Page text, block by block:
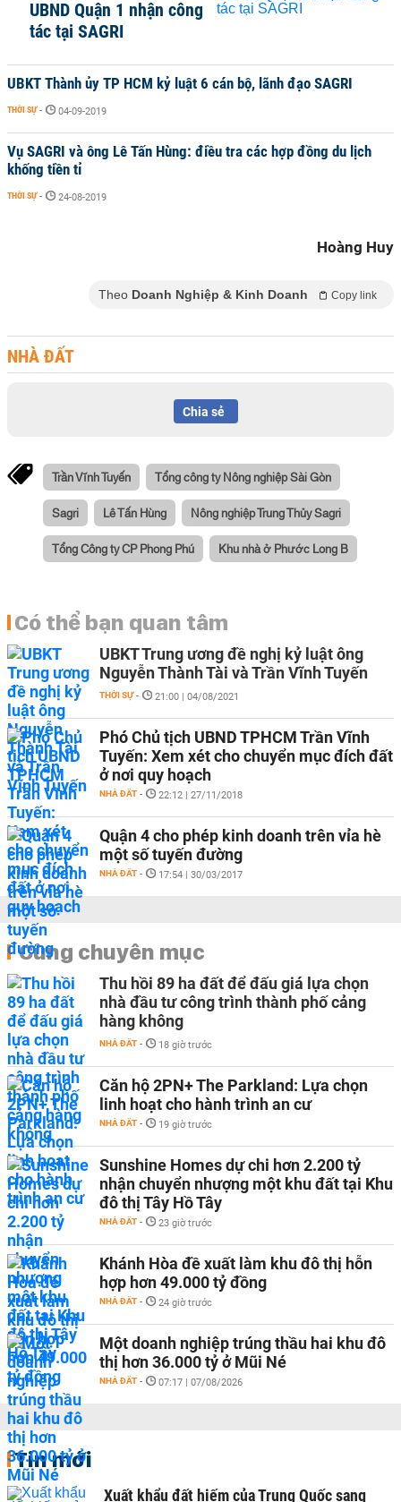
UBND Quận 1 nhận công
tác tại SAGRI
UBKT Thành ủy TP HCM kỷ luật 6 cán bộ, lãnh đạo SAGRI
THỜI SỰ - 04-09-2019
Vụ SAGRI và ông Lê Tấn Hùng: điều tra các hợp đồng du lịch
khống tiền tỉ
THỜI SỰ - 24-08-2019
Hoàng Huy
Theo Doanh Nghiệp & Kinh Doanh Copy link
NHÀ ĐẤT
Chia sẻ
Trần Vĩnh Tuyến Tổng công ty Nông nghiệp Sài Gòn
Sagri Lê Tấn Hùng Nông nghiệp Trung Thủy Sagri
Tổng Công ty CP Phong Phú Khu nhà ở Phước Long B
Có thể bạn quan tâm
UBKT Trung ương đề nghị kỷ luật ông
Nguyễn Thành Tài và Trần Vĩnh Tuyến
THỜI SỰ - 21:00 | 04/08/2021
Phó Chủ tịch UBND TPHCM Trần Vĩnh
Tuyến: Xem xét cho chuyển mục đích đất
ở nơi quy hoạch
NHÀ ĐẤT - 22:12 | 27/11/2018
Quận 4 cho phép kinh doanh trên vỉa hè
một số tuyến đường
NHÀ ĐẤT - 17:54 | 30/03/2017
Cùng chuyên mục
Thu hồi 89 ha đất để đấu giá lựa chọn
nhà đầu tư công trình thành phố cảng
hàng không
NHÀ ĐẤT - 18 giờ trước
Căn hộ 2PN+ The Parkland: Lựa chọn
linh hoạt cho hành trình an cư
NHÀ ĐẤT - 19 giờ trước
Sunshine Homes dự chi hơn 2.200 tỷ
nhận chuyển nhượng một khu đất tại Khu
đô thị Tây Hồ Tây
NHÀ ĐẤT - 23 giờ trước
Khánh Hòa đề xuất làm khu đô thị hỗn
hợp hơn 49.000 tỷ đồng
NHÀ ĐẤT - 24 giờ trước
Một doanh nghiệp trúng thầu hai khu đô
thị hơn 36.000 tỷ ở Mũi Né
NHÀ ĐẤT - 07:17 | 07/08/2026
Tin mới
Xuất khẩu đất hiếm của Trung Quốc sang